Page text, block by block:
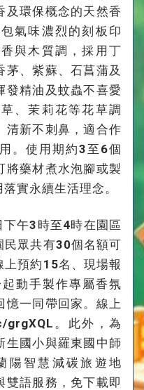
及環保概念的天然香
氣味濃烈的刻板印
與木質調，採用丁
茅、紫蘇、石菖蒲及
發精油及蚊蟲不喜愛
、茉莉花等花草調
清新不刺鼻，適合作
。使用期約3至6個
將藥材煮水泡腳或製
實永續生活理念。
下午3時至4時在園區
民眾共有30個名額可
預約15名、現場報
動手製作專屬香氛
憶一同帶回家。線上
。此外，為
生國小與羅東國中師
陽智慧減碳旅遊地
雙語服務，免下載即